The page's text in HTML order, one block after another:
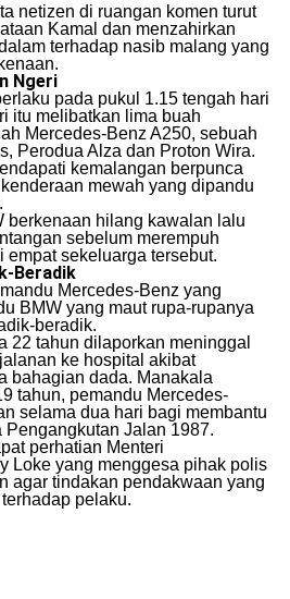
netizen di ruangan komen turut
Kamal dan menzahirkan
terhadap nasib malang yang
Ngeri
pada pukul 1.15 tengah hari
itu melibatkan lima buah
Mercedes-Benz A250, sebuah
Perodua Alza dan Proton Wira.
kemalangan berpunca
mewah yang dipandu
berkenaan hilang kawalan lalu
sebelum merempuh
empat sekeluarga tersebut.
Beradik
Mercedes-Benz yang
BMW yang maut rupa-rupanya
beradik.
22 tahun dilaporkan meninggal
ke hospital akibat
bahagian dada. Manakala
tahun, pemandu Mercedes-
selama dua hari bagi membantu
Jalan 1987.
perhatian Menteri
Loke yang menggesa pihak polis
agar tindakan pendakwaan yang
pelaku.